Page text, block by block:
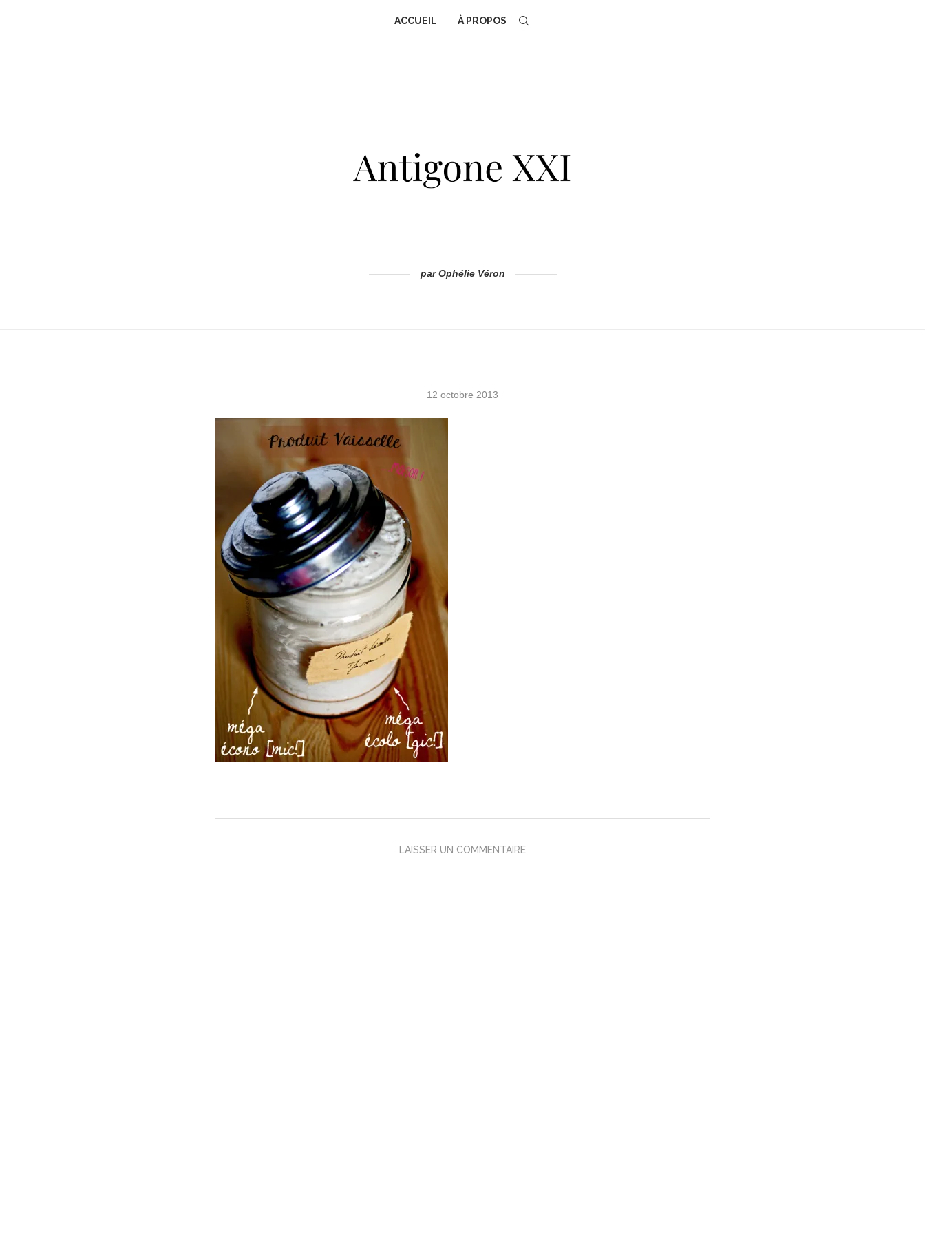
ACCUEIL À PROPOS
par Ophélie Véron
12 octobre 2013
LAISSER UN COMMENTAIRE